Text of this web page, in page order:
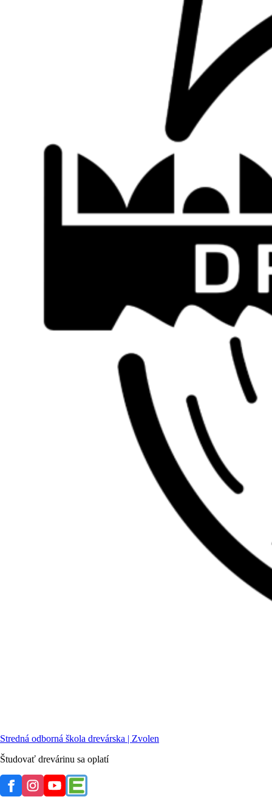
Stredná odborná škola drevárska | Zvolen
Študovať drevárinu sa oplatí